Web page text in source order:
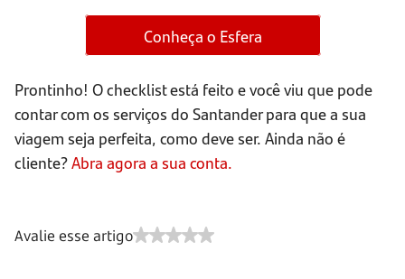
Conheça o Esfera
Prontinho! O checklist está feito e você viu que pode
contar com os serviços do Santander para que a sua
viagem seja perfeita, como deve ser. Ainda não é
cliente?Abra agora a sua conta.
Avalie esse artigo